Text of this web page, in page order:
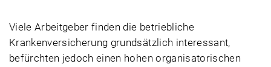
Viele Arbeitgeber finden die betriebliche
Krankenversicherung grundsätzlich interessant,
befürchten jedoch einen hohen organisatorischen